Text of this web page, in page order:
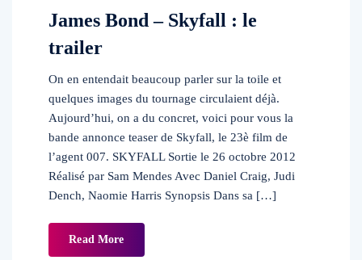
James Bond – Skyfall : le
trailer
On en entendait beaucoup parler sur la toile et
quelques images du tournage circulaient déjà.
Aujourd’hui, on a du concret, voici pour vous la
bande annonce teaser de Skyfall, le 23è film de
l’agent 007. SKYFALL Sortie le 26 octobre 2012
Réalisé par Sam Mendes Avec Daniel Craig, Judi
Dench, Naomie Harris Synopsis Dans sa […]
Read More